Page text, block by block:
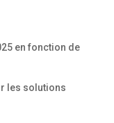
en fonction de
les solutions